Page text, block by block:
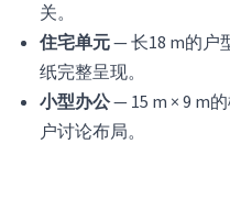
关。
住宅单元— 长18 m的户
纸完整呈现。
小型办公— 15 m × 9 m
户讨论布局。